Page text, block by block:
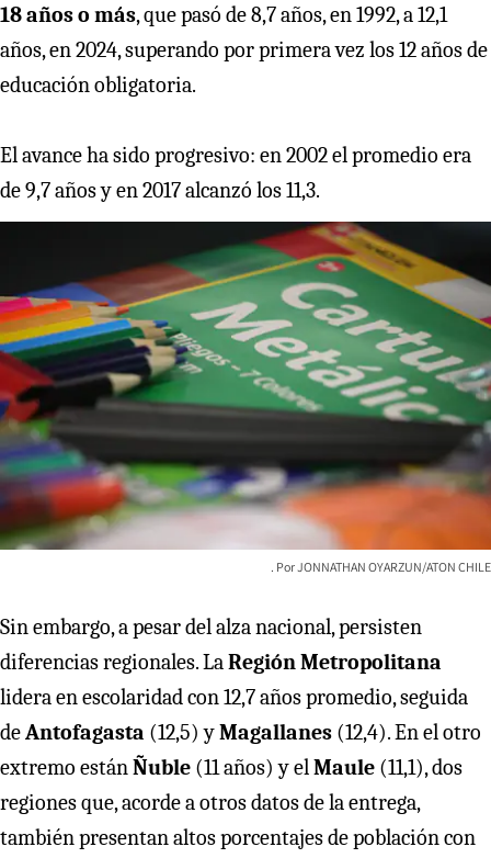
18 años o más, que pasó de 8,7 años, en 1992, a 12,1
años, en 2024, superando por primera vez los 12 años de
educación obligatoria.
El avance ha sido progresivo: en 2002 el promedio era
de 9,7 años y en 2017 alcanzó los 11,3.
JONNATHAN OYARZUN/ATON CHILE
Sin embargo, a pesar del alza nacional, persisten
diferencias regionales. La Región Metropolitana
lidera en escolaridad con 12,7 años promedio, seguida
deAntofagasta (12,5) yMagallanes (12,4). En el otro
extremo están Ñuble (11 años) y el Maule (11,1), dos
regiones que, acorde a otros datos de la entrega,
también presentan altos porcentajes de población con